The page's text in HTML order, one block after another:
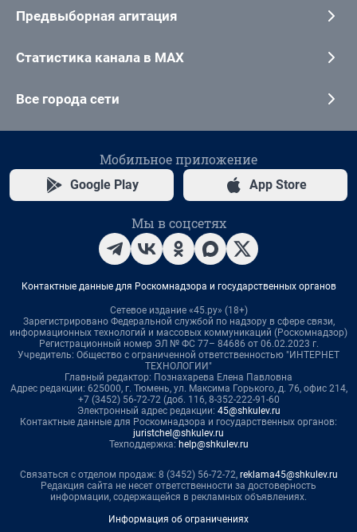
Предвыборная агитация
Статистика канала в MAX
Все города сети
Мобильное приложение
Google Play App Store
Мы в соцсетях
Контактные данные для Роскомнадзора и государственных органов
Сетевое издание «45.ру» (18+)
Зарегистрировано Федеральной службой по надзору в сфере связи,
информационных технологий и массовых коммуникаций (Роскомнадзор)
Регистрационный номер ЭЛ № ФС 77– 84686 от 06.02.2023 г.
Учредитель: Общество с ограниченной ответственностью "ИНТЕРНЕТ
ТЕХНОЛОГИИ"
Главный редактор: Познахарева Елена Павловна
Адрес редакции: 625000, г. Тюмень, ул. Максима Горького, д. 76, офис 214,
+7 (3452) 56-72-72 (доб. 116, 8-352-222-91-60
Электронный адрес редакции: 45@shkulev.ru
Контактные данные для Роскомнадзора и государственных органов:
juristchel@shkulev.ru
Техподдержка: help@shkulev.ru
Связаться с отделом продаж: 8 (3452) 56-72-72, reklama45@shkulev.ru
Редакция сайта не несет ответственности за достоверность
информации, содержащейся в рекламных объявлениях.
Информация об ограничениях